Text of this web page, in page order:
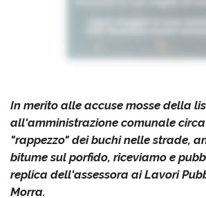
In merito alle accuse mosse della
all'amministrazione comunale
"rappezzo" dei buchi nelle strade,
bitume sul porfido, riceviamo e
replica dell'assessora ai Lavori
Morra.